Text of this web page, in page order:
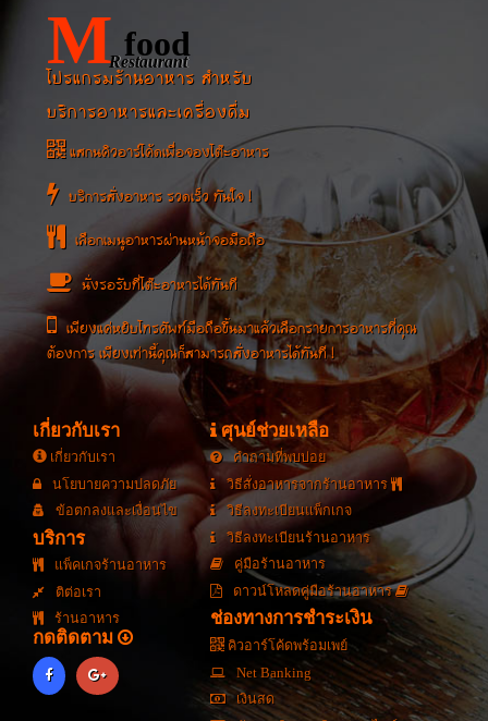
M food
Restaurant
โปรแกรมร้านอาหาร สำหรับ
บริการอาหารและเครื่องดื่ม
แสกนคิวอาร์โค้ดเพื่อจองโต๊ะอาหาร
บริการสั่งอาหาร รวดเร็ว ทันใจ !
เลือกเมนูอาหารผ่านหน้าจอมือถือ
นั่งรอรับที่โต๊ะอาหารได้ทันที
เพียงแค่หยิบโทรศัพท์มือถือขึ้นมาแล้วเลือกรายการอาหารที่คุณ
ต้องการ เพียงเท่านี้คุณก็สามารถสั่งอาหารได้ทันที !
เกี่ยวกับเรา
เกี่ยวกับเรา
นโยบายความปลดภัย
ข้อตกลงและเงื่อนไข
บริการ
แพ็คเกจร้านอาหาร
ติต่อเรา
ร้านอาหาร
กดติดตาม
ศุนย์ช่วยเหลือ
คำถามที่พบบ่อย
วิธีสั่งอาหารจากร้านอาหาร
วิธีลงทะเบียนแพ็กเกจ
วิธีลงทะเบียนร้านอาหาร
คู่มือร้านอาหาร
ดาวน์โหลดคู่มือร้านอาหาร
ช่องทางการชำระเงิน
คิวอาร์โค้ดพร้อมเพย์
Net Banking
เงินสด